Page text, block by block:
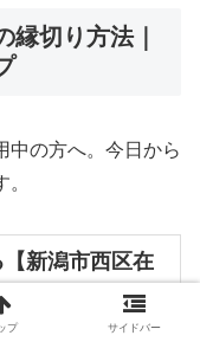
切り方法｜
中の方へ。今日から
新潟市西区在
プ サイドバー